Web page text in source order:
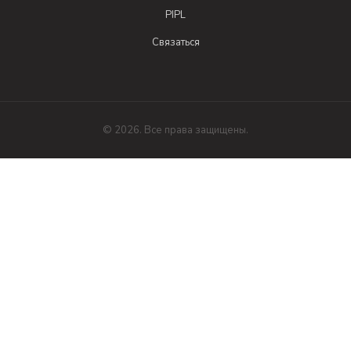
PIPL
Связаться
© 2026. Все права защищены.